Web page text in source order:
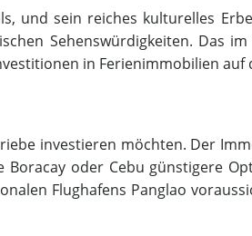
und sein reiches kulturelles
Sehenswürdigkeiten. Das
in Ferienimmobilien auf
investieren möchten. Der
oder Cebu günstigere
Flughafens Panglao